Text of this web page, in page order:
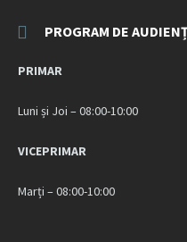
PROGRAM DE
PRIMAR
Luni și Joi – 08:00-10:00
VICEPRIMAR
Marți – 08:00-10:00